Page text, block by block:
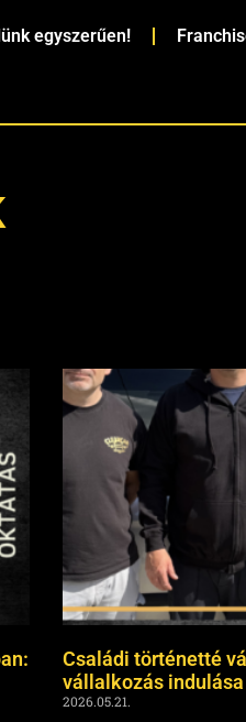
egyszerűen!
Családi történetté
vállalkozás indulása
2026.05.21.